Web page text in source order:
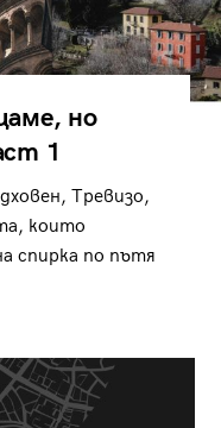
но
1
Тревизо,
които
спирка по пътя